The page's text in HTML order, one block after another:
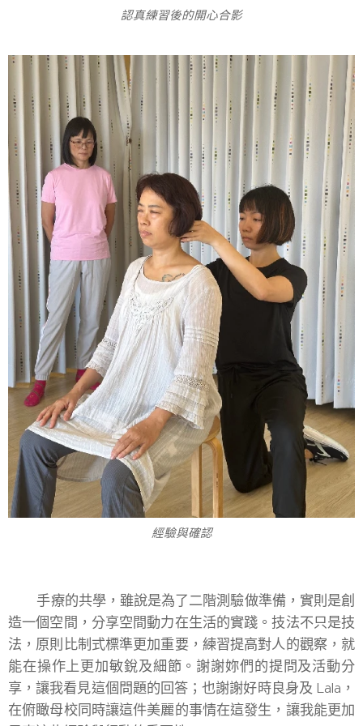
認真練習後的開心合影
經驗與確認
手療的共學，雖說是為了二階測驗做準備，實則是創
造一個空間，分享空間動力在生活的實踐。技法不只是技
法，原則比制式標準更加重要，練習提高對人的觀察，就
能在操作上更加敏銳及細節。謝謝妳們的提問及活動分
享，讓我看見這個問題的回答；也謝謝好時良身及 Lala，
在俯瞰母校同時讓這件美麗的事情在這發生，讓我能更加